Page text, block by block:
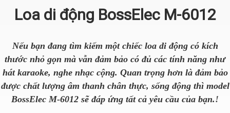
Loa di động BossElec M-6012
Nếu bạn đang tìm kiếm một chiếc loa di động có kích
thước nhỏ gọn mà vẫn đảm bảo có đủ các tính năng như
hát karaoke, nghe nhạc cộng. Quan trọng hơn là đảm bảo
được chất lượng âm thanh chân thực, sống động thì model
BossElec M-6012 sẽ đáp ứng tất cả yêu cầu của bạn.!